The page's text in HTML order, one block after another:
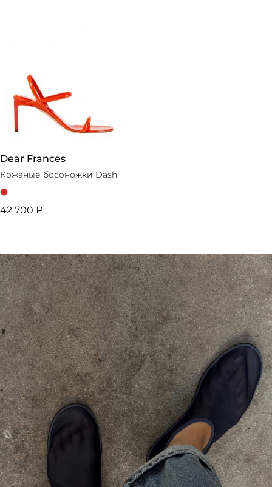
Dear Frances
Кожаные босоножки Dash
42 700 ₽